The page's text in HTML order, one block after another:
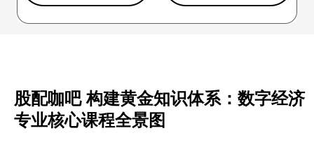
股配咖吧 构建黄金知识体系：数字经济
专业核心课程全景图